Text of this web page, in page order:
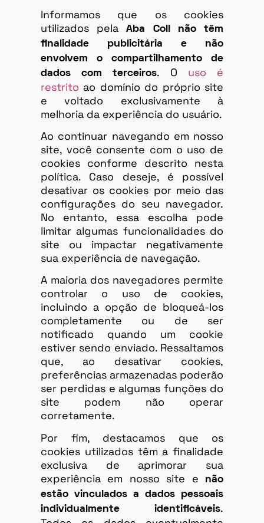
Informamos que os cookies
utilizados pelaAba Coll
não têm
finalidade publicitária e não
envolvem o compartilhamento de
dados com terceiros. O uso é
restrito ao domínio do próprio site
e voltado exclusivamente à
melhoria da experiência do usuário.
Ao continuar navegando em nosso
site, você consente com o uso de
cookies conforme descrito nesta
política. Caso deseje, é possível
desativar os cookies por meio das
configurações do seu navegador.
No entanto, essa escolha pode
limitar algumas funcionalidades do
site ou impactar negativamente
sua experiência de navegação.
A maioria dos navegadores permite
controlar o uso de cookies,
incluindo a opção de bloqueá-los
completamente ou de ser
notificado quando um cookie
estiver sendo enviado. Ressaltamos
que, ao desativar cookies,
preferências armazenadas poderão
ser perdidas e algumas funções do
site podem não operar
corretamente.
Por fim, destacamos que os
cookies utilizados têm a finalidade
exclusiva de aprimorar sua
experiência em nosso site e
não
estão vinculados a dados pessoais
individualmente identificáveis.